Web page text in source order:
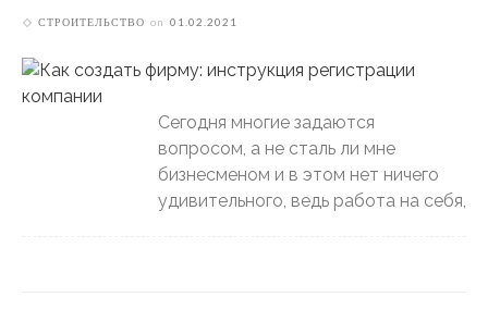
СТРОИТЕЛЬСТВО on 01.02.2021
Сегодня многие задаются
вопросом, а не сталь ли мне
бизнесменом и в этом нет ничего
удивительного, ведь работа на себя,